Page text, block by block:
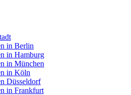
in Berlin
in Hamburg
in München
in Köln
Düsseldorf
in Frankfurt